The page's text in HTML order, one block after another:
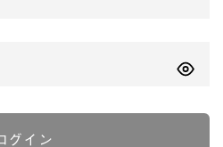
グイン